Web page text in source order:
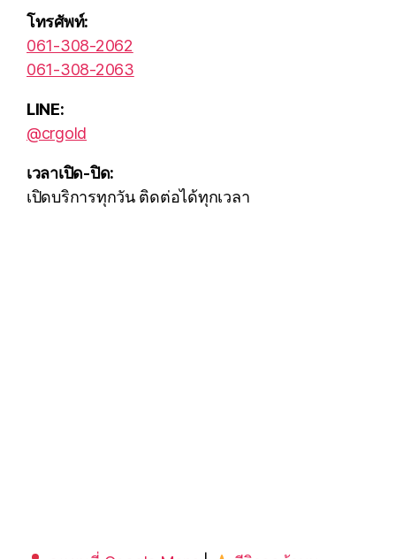
โทรศัพท์:
061-308-2062
061-308-2063
LINE:
@crgold
เวลาเปิด-ปิด:
เปิดบริการทุกวัน ติดต่อได้ทุกเวลา